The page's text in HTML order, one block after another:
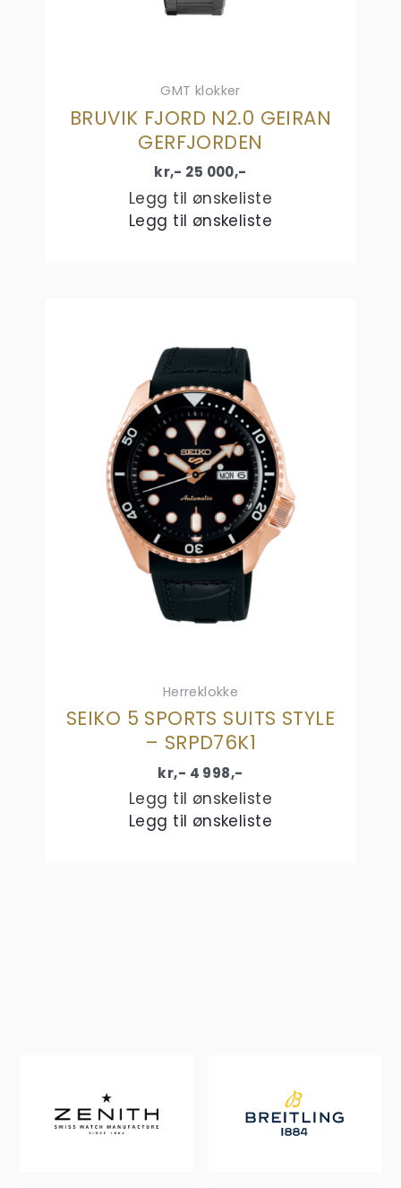
GMT klokker
BRUVIK FJORD N2.0 GEIRAN
GERFJORDEN
kr,- 25 000,-
Legg til ønskeliste
Legg til ønskeliste
Herreklokke
SEIKO 5 SPORTS SUITS STYLE
– SRPD76K1
kr,- 4 998,-
Legg til ønskeliste
Legg til ønskeliste